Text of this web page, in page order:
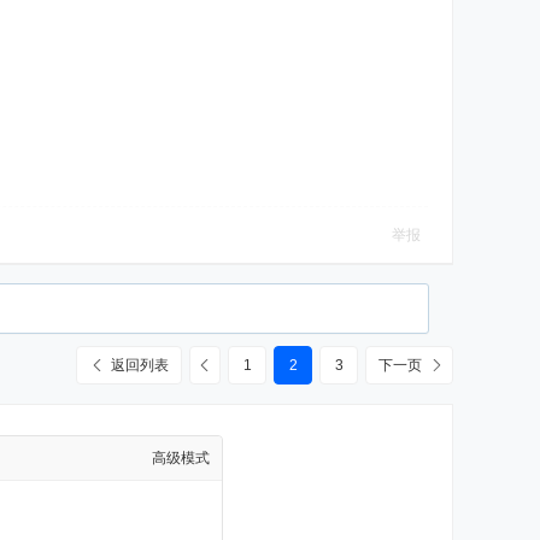
举报
1 2 3 下一页
返回列表
高级模式